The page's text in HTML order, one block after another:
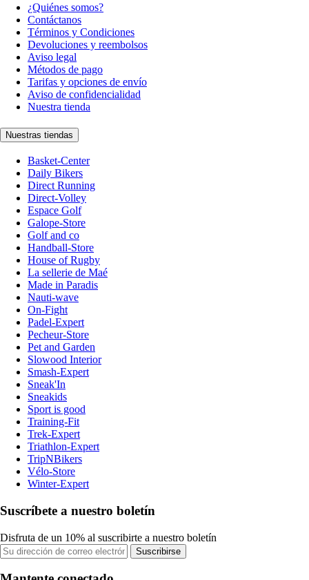
¿Quiénes somos?
Contáctanos
Términos y Condiciones
Devoluciones y reembolsos
Aviso legal
Métodos de pago
Tarifas y opciones de envío
Aviso de confidencialidad
Nuestra tienda
Nuestras tiendas
Basket-Center
Daily Bikers
Direct Running
Direct-Volley
Espace Golf
Galope-Store
Golf and co
Handball-Store
House of Rugby
La sellerie de Maé
Made in Paradis
Nauti-wave
On-Fight
Padel-Expert
Pecheur-Store
Pet and Garden
Slowood Interior
Smash-Expert
Sneak'In
Sneakids
Sport is good
Training-Fit
Trek-Expert
Triathlon-Expert
TripNBikers
Vélo-Store
Winter-Expert
Suscríbete a nuestro boletín
Disfruta de un 10% al suscribirte a nuestro boletín
Suscribirse